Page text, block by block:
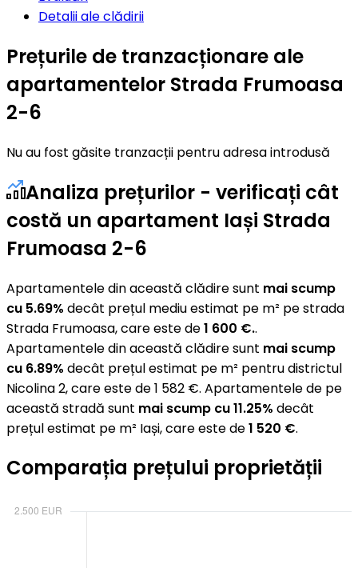
Detalii ale clădirii
Prețurile de tranzacționare ale
apartamentelor Strada Frumoasa
2-6
Nu au fost găsite tranzacții pentru adresa introdusă
Analiza prețurilor - verificați cât
costă un apartament Iași Strada
Frumoasa 2-6
Apartamentele din această clădire sunt mai scump
cu 5.69% decât prețul mediu estimat pe m² pe strada
Strada Frumoasa, care este de1 600 €..
Apartamentele din această clădire sunt mai scump
cu 6.89% decât prețul estimat pe m² pentru districtul
Nicolina 2, care este de 1 582 €. Apartamentele de pe
această stradă sunt mai scump cu 11.25% decât
prețul estimat pe m² Iași, care este de1 520 €.
Comparația prețului proprietății